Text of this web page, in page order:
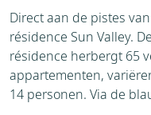
Direct aan de pistes
résidence Sun Valley.
résidence herbergt 65
appartementen,
14 personen. Via de